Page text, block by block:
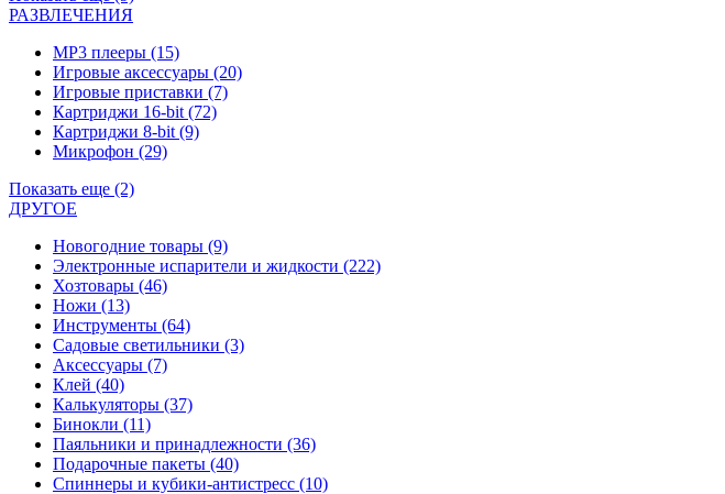
РАЗВЛЕЧЕНИЯ
MP3 плееры (15)
Игровые аксессуары (20)
Игровые приставки (7)
Картриджи 16-bit (72)
Картриджи 8-bit (9)
Микрофон (29)
Показать еще (2)
ДРУГОЕ
Новогодние товары (9)
Электронные испарители и жидкости (222)
Хозтовары (46)
Ножи (13)
Инструменты (64)
Садовые светильники (3)
Аксессуары (7)
Клей (40)
Калькуляторы (37)
Бинокли (11)
Паяльники и принадлежности (36)
Подарочные пакеты (40)
Спиннеры и кубики-антистресс (10)